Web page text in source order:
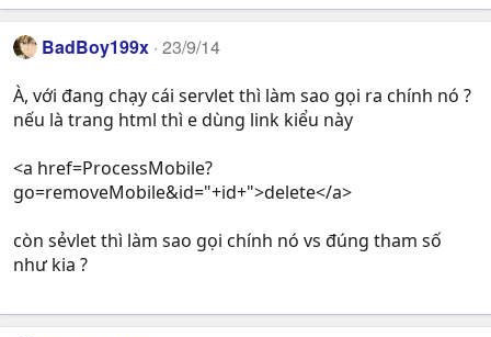
BadBoy199x 23/9/14
À, với đang chạy cái servlet thì làm sao gọi ra chính nó ?
nếu là trang html thì e dùng link kiểu này
<a href=ProcessMobile?
go=removeMobile&id="+id+">delete</a>
còn sẻvlet thì làm sao gọi chính nó vs đúng tham số
như kia ?